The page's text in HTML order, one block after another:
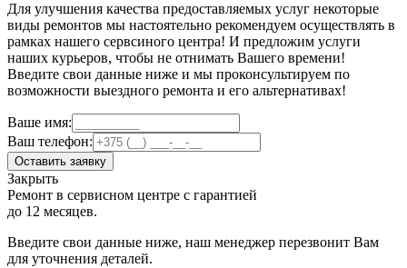
Для улучшения качества предоставляемых услуг некоторые
виды ремонтов мы настоятельно рекомендуем осуществлять в
рамках нашего сервсиного центра! И предложим услуги
наших курьеров, чтобы не отнимать Вашего времени!
Введите свои данные ниже и мы проконсультируем по
возможности выездного ремонта и его альтернативах!
Ваше имя:
Ваш телефон:
Оставить заявку
Закрыть
Ремонт в сервисном центре с гарантией
до 12 месяцев.
Введите свои данные ниже, наш менеджер перезвонит Вам
для уточнения деталей.